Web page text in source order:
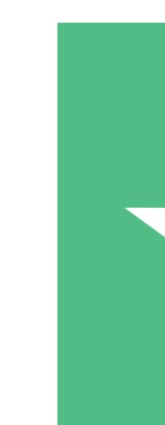
Paga según el